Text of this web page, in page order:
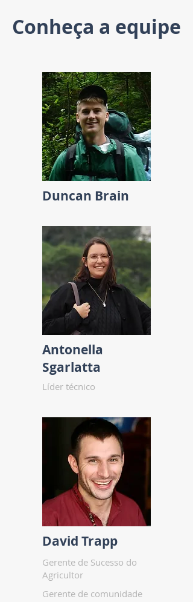
Conheça a equipe
Antonella
Sgarlatta
Líder técnico
David Trapp
Gerente de Sucesso do
Agricultor
Duncan Brain
Gerente de comunidade